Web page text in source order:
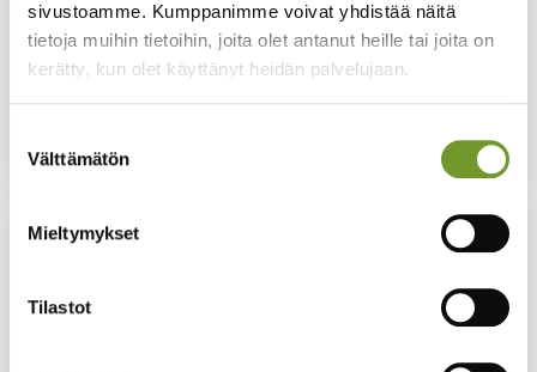
sivustoamme. Kumppanimme voivat yhdistää näitä
tietoja muihin tietoihin, joita olet antanut heille tai joita on
kerätty, kun olet käyttänyt heidän palvelujaan.
valinta
Välttämätön
Mieltymykset
Tilastot
the training provider and the learner.